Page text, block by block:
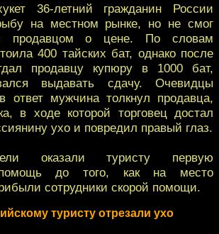
36-летний гражданин России
на местном рынке, но не смог
с продавцом о цене. По словам
400 тайских бат, однако после
продавцу купюру в 1000 бат,
выдавать сдачу. Очевидцы
ответ мужчина толкнул продавца,
в ходе которой торговец достал
ухо и повредил правый глаз.
оказали туристу первую
до того, как на место
сотрудники скорой помощи.
туристу отрезали ухо